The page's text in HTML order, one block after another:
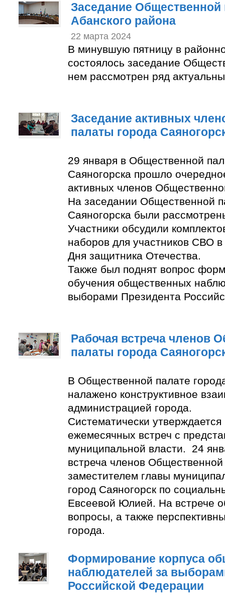
Заседание Общественной
Абанского района
22 марта 2024
В минувшую пятницу в
состоялось заседание
нем рассмотрен ряд
Заседание активных
палаты города
29 января в Общественной
Саяногорска прошло
активных членов
На заседании Общественной
Саяногорска были
Участники обсудили
наборов для участников СВО в
Дня защитника Отечества.
Также был поднят вопрос
обучения общественных
выборами Президента
Рабочая встреча членов
палаты города
В Общественной палате
налажено конструктивное
администрацией города.
Систематически утверждается
ежемесячных встреч с
муниципальной власти. 24
встреча членов
заместителем главы
город Саяногорск по
Евсеевой Юлией. На встрече
вопросы, а также
города.
Формирование корпуса
наблюдателей за
Российской Федерации